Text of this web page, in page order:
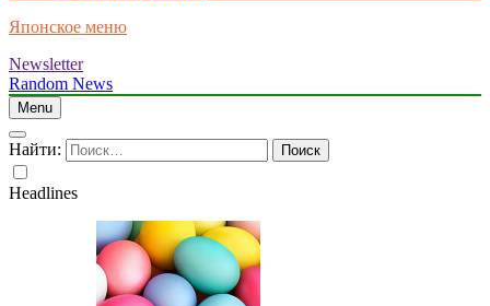
Японское меню
Newsletter
Random News
Menu
Найти:
Headlines